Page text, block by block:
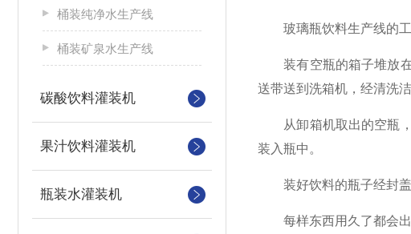
桶装纯净水生产线
桶装矿泉水生产线
碳酸饮料灌装机
果汁饮料灌装机
瓶装水灌装机
玻璃瓶饮料生产线的工
装有空瓶的箱子堆放在
送带送到洗箱机，经清洗
从卸箱机取出的空瓶，
装入瓶中。
装好饮料的瓶子经封盖
每样东西用久了都会出